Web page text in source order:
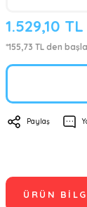
1.529,10 TL
*155,73 TL den
Paylaş
ÜRÜN